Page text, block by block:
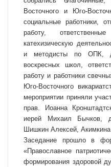
Восточного и Юго-
социальные работники,
работу,
катехизическую
и методисты по ОПК,
воскресных школ,
работу и работники
Юго-Восточного
мероприятии приняли
прав. Иоанна
иерей Михаил Бычков,
Шишкин Алексей, ⁠Акимкина
Заседание прошло в
«Православное
формирования здоровой